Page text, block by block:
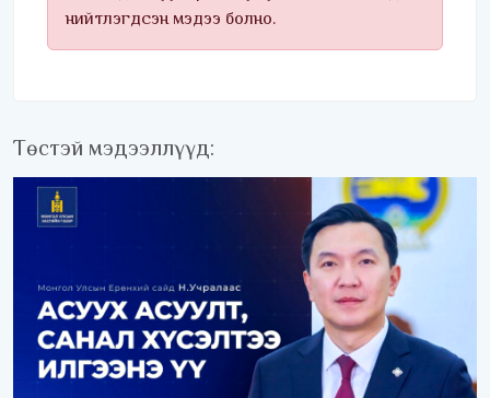
нийтлэгдсэн мэдээ болно.
Төстэй мэдээллүүд: